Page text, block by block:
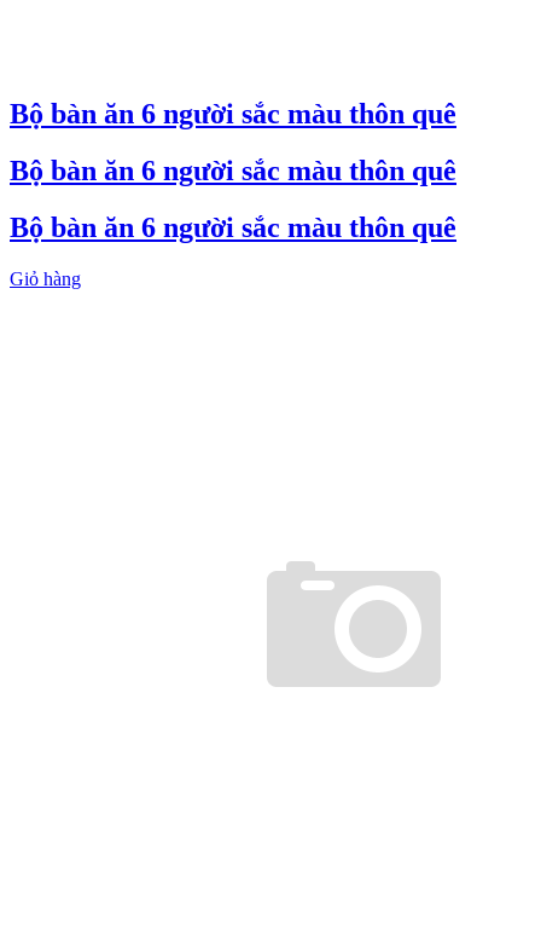
Bộ bàn ăn 6 người sắc màu thôn quê
Bộ bàn ăn 6 người sắc màu thôn quê
Bộ bàn ăn 6 người sắc màu thôn quê
Giỏ hàng